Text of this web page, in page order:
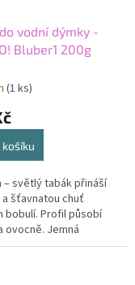
vodní dýmky -
Bluber1 200g
(1 ks)
košíku
– světlý tabák přináší
šťavnatou chuť
bobulí. Profil působí
ovocně. Jemná
vyvažuje
sladkost. Lehká síla